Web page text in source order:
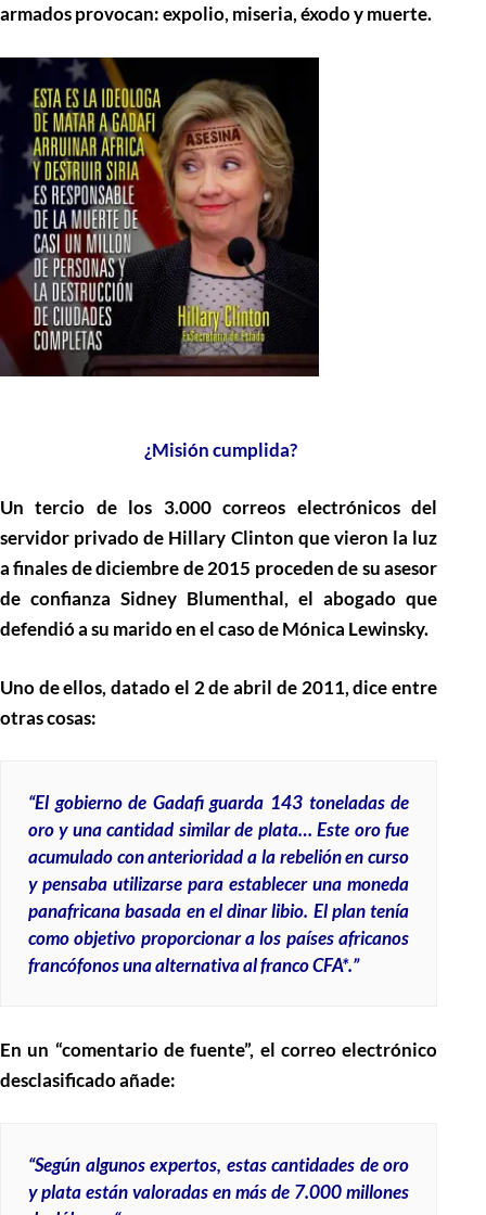
armados provocan: expolio, miseria, éxodo y muerte.
¿Misión cumplida?
Un tercio de los 3.000 correos electrónicos del
servidor privado de Hillary Clinton que vieron la luz
a finales de diciembre de 2015 proceden de su asesor
de confianza Sidney Blumenthal, el abogado que
defendió a su marido en el caso de Mónica Lewinsky.
Uno de ellos, datado el 2 de abril de 2011, dice entre
otras cosas:
“El gobierno de Gadafi guarda 143 toneladas de
oro y una cantidad similar de plata… Este oro fue
acumulado con anterioridad a la rebelión en curso
y pensaba utilizarse para establecer una moneda
panafricana basada en el dinar libio. El plan tenía
como objetivo proporcionar a los países africanos
francófonos una alternativa al franco CFA*.”
En un “comentario de fuente”, el correo electrónico
desclasificado añade:
“Según algunos expertos, estas cantidades de oro
y plata están valoradas en más de 7.000 millones